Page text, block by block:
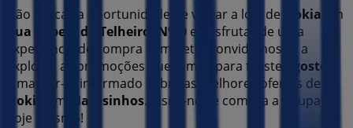
Não percas a oportunidade de visitar a loja de
Nokia em
Rua Capela do Telheiro, Nº70 e desfrutar de uma
experiência de compra completa. Convidamos-te a
explorar as promoções que temos para ti este
agosto
a manter-te informado sobre as melhores ofertas de
Nokia
em Matosinhos. Visita-nos e começa a poupar
hoje mesmo!